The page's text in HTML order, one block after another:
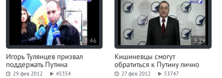
3:46
Игорь Тулянцев призвал
поддержать Путина
29 фев 2012 45354
3:29
Кишиневцы смогут
обратиться к Путину лично
27 фев 2012 53747